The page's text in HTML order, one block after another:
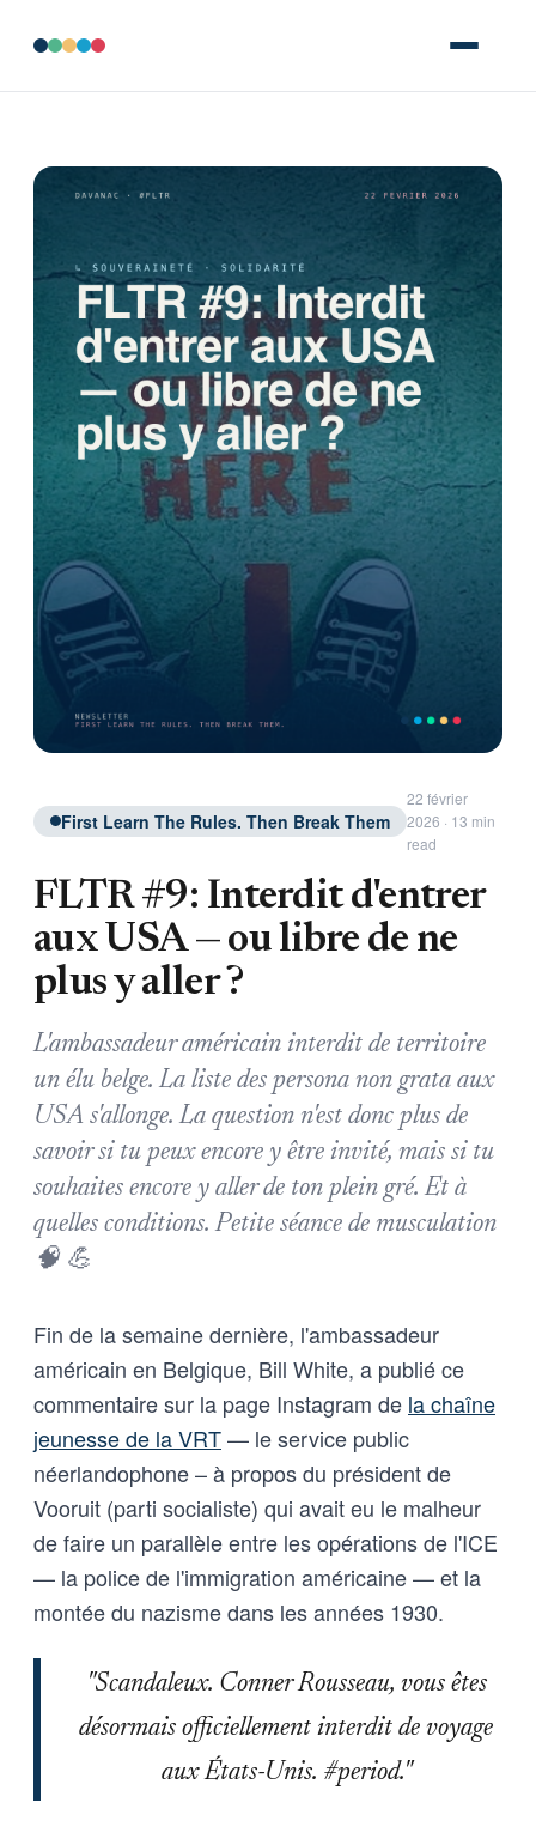
First Learn The Rules. Then Break Them
22 février
2026 · 13 min
read
FLTR #9: Interdit d'entrer
aux USA — ou libre de ne
plus y aller ?
L'ambassadeur américain interdit de territoire
un élu belge. La liste des persona non grata aux
USA s'allonge. La question n'est donc plus de
savoir si tu peux encore y être invité, mais si tu
souhaites encore y aller de ton plein gré. Et à
quelles conditions. Petite séance de musculation
🧠 💪
Fin de la semaine dernière, l'ambassadeur
américain en Belgique, Bill White, a publié ce
commentaire sur la page Instagram de la chaîne
jeunesse de la VRT— le service public
néerlandophone – à propos du président de
Vooruit (parti socialiste) qui avait eu le malheur
de faire un parallèle entre les opérations de l'ICE
— la police de l'immigration américaine — et la
montée du nazisme dans les années 1930.
"Scandaleux. Conner Rousseau, vous êtes
désormais officiellement interdit de voyage
aux États-Unis. #period."